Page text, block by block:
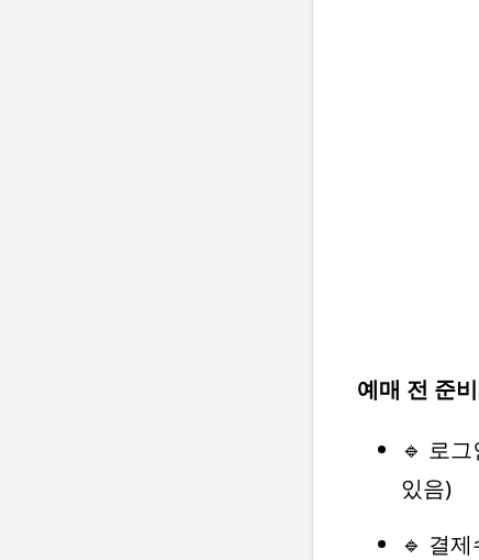
예매 전 준
🔹 로
있음)
🔹 결